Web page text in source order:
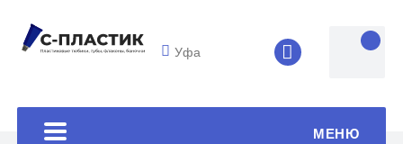
Уфа 8 (4852) 33-
МЕНЮ